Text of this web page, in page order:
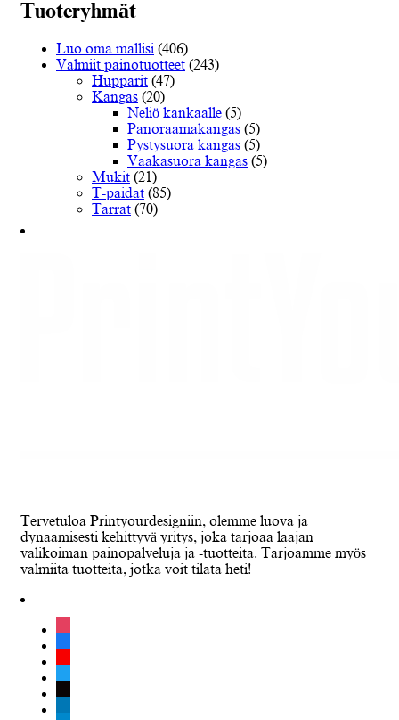
tuotteen
Tuoteryhmät
Luo oma mallisi (406)
Valmiit painotuotteet (243)
Hupparit (47)
Kangas (20)
Neliö kankaalle (5)
Panoraamakangas (5)
Pystysuora kangas (5)
Vaakasuora kangas (5)
Mukit (21)
T-paidat (85)
Tarrat (70)
Tervetuloa Printyourdesigniin, olemme luova ja
dynaamisesti kehittyvä yritys, joka tarjoaa laajan
valikoiman painopalveluja ja -tuotteita. Tarjoamme myös
valmiita tuotteita, jotka voit tilata heti!
instagram
facebook
youtube
twitter
tiktok